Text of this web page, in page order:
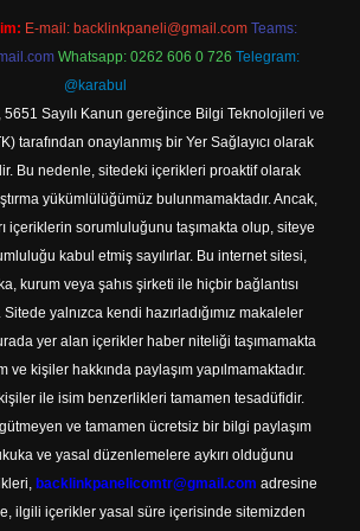
E-mail: backlinkpaneli@gmail.com Teams:
Whatsapp: 0262 606 0 726 Telegram:
@karabul
5651 Sayılı Kanun gereğince Bilgi Teknolojileri ve
tarafından onaylanmış bir Yer Sağlayıcı olarak
Bu nedenle, sitedeki içerikleri proaktif olarak
yükümlülüğümüz bulunmamaktadır. Ancak,
içeriklerin sorumluluğunu taşımakta olup, siteye
kabul etmiş sayılırlar. Bu internet sitesi,
kurum veya şahıs şirketi ile hiçbir bağlantısı
yalnızca kendi hazırladığımız makaleler
yer alan içerikler haber niteliği taşımamakta
ve kişiler hakkında paylaşım yapılmamaktadır.
ile isim benzerlikleri tamamen tesadüfidir.
ve tamamen ücretsiz bir bilgi paylaşım
ve yasal düzenlemelere aykırı olduğunu
backlinkpanelicomtr@gmail.com adresine
ilgili içerikler yasal süre içerisinde sitemizden